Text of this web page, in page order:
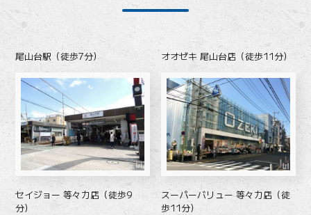
尾山台駅（徒歩7分） オオゼキ 尾山台店（徒歩11分）
セイジョー 等々力店（徒歩9
分）
スーパーバリュー 等々力店（徒
歩11分）